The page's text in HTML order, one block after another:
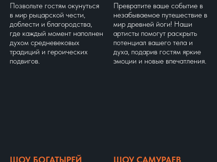
Позвольте гостям окунуться
в мир рыцарской чести,
доблести и благородства,
где каждый момент наполнен
духом средневековых
традиций и героических
подвигов.
Превратите ваше событие в
незабываемое путешествие в
мир древней йоги! Наши
артисты помогут раскрыть
потенциал вашего тела и
духа, подарив гостям яркие
эмоции и новые впечатления.
ШОУ БОГАТЫРЕЙ ШОУ САМУРАЕВ